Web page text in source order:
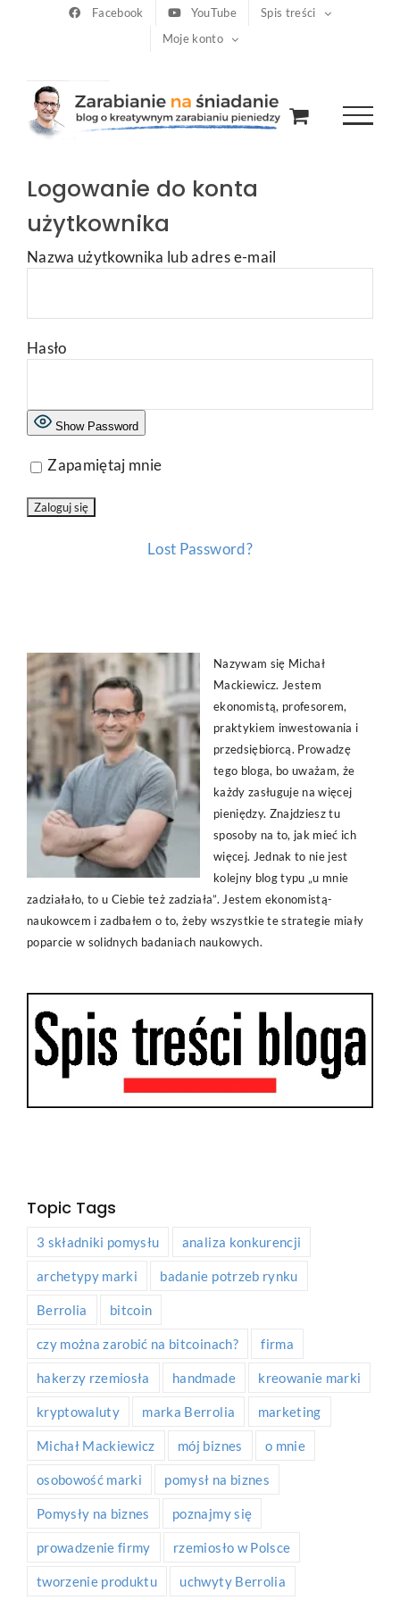
Facebook YouTube
Spis treści
Moje konto
Logowanie do konta
użytkownika
Nazwa użytkownika lub adres e-mail
Hasło
Show Password
Zapamiętaj mnie
Lost Password?
Nazywam się Michał
Mackiewicz. Jestem
ekonomistą, profesorem,
praktykiem inwestowania i
przedsiębiorcą. Prowadzę
tego bloga, bo uważam, że
każdy zasługuje na więcej
pieniędzy. Znajdziesz tu
sposoby na to, jak mieć ich
więcej. Jednak to nie jest
kolejny blog typu „u mnie
zadziałało, to u Ciebie też zadziała”. Jestem ekonomistą-
naukowcem i zadbałem o to, żeby wszystkie te strategie miały
poparcie w solidnych badaniach naukowych.
Topic Tags
3 składniki pomysłu analiza konkurencji
archetypy marki badanie potrzeb rynku
Berrolia bitcoin
czy można zarobić na bitcoinach? firma
hakerzy rzemiosła handmade kreowanie marki
kryptowaluty marka Berrolia marketing
Michał Mackiewicz mój biznes o mnie
osobowość marki pomysł na biznes
Pomysły na biznes poznajmy się
prowadzenie firmy rzemiosło w Polsce
tworzenie produktu uchwyty Berrolia